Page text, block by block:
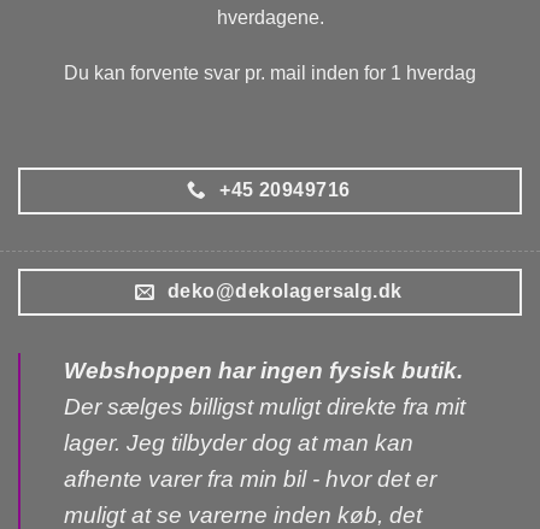
hverdagene.
Du kan forvente svar pr. mail inden for 1 hverdag
+45 20949716
deko@dekolagersalg.dk
Webshoppen har ingen fysisk butik.
Der sælges billigst muligt direkte fra mit
lager. Jeg tilbyder dog at man kan
afhente varer fra min bil - hvor det er
muligt at se varerne inden køb, det